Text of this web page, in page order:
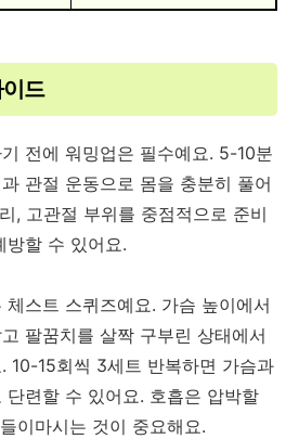
드
전에 워밍업은 필수예요. 5-10분
관절 운동으로 몸을 충분히 풀어
, 고관절 부위를 중점적으로 준비
방할 수 있어요.
스트 스퀴즈예요. 가슴 높이에서
팔꿈치를 살짝 구부린 상태에서
10-15회씩 3세트 반복하면 가슴과
단련할 수 있어요. 호흡은 압박할
이마시는 것이 중요해요.